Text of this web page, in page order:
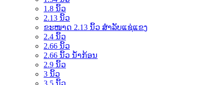
1.8 ນິ້ວ
2.13 ນິ້ວ
ຂະໜາດ 2.13 ນິ້ວ ສຳລັບແຊ່ແຂງ
2.4 ນິ້ວ
2.66 ນິ້ວ
2.66 ນິ້ວ ນ້ຳກ້ອນ
2.9 ນິ້ວ
3 ນິ້ວ
3.5 ນິ້ວ